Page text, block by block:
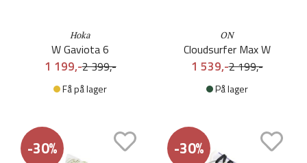
Hoka
W Gaviota 6
2 399,-
1 199,-
Få på lager
ON
Cloudsurfer Max W
2 199,-
1 539,-
På lager
-30% -30%